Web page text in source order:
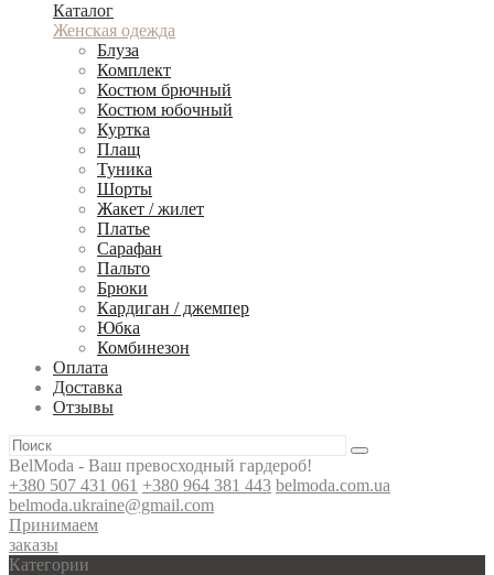
Каталог
Женская одежда
Блуза
Комплект
Костюм брючный
Костюм юбочный
Куртка
Плащ
Туника
Шорты
Жакет / жилет
Платье
Сарафан
Пальто
Брюки
Кардиган / джемпер
Юбка
Комбинезон
Оплата
Доставка
Отзывы
BelModa - Ваш превосходный гардероб!
+380 507 431 061 +380 964 381 443 belmoda.com.ua
belmoda.ukraine@gmail.com
Принимаем
заказы
Категории